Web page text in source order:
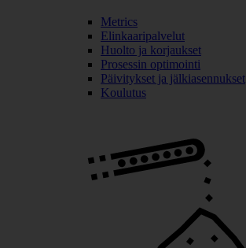
Metrics
Elinkaaripalvelut
Huolto ja korjaukset
Prosessin optimointi
Päivitykset ja jälkiasennukset
Koulutus